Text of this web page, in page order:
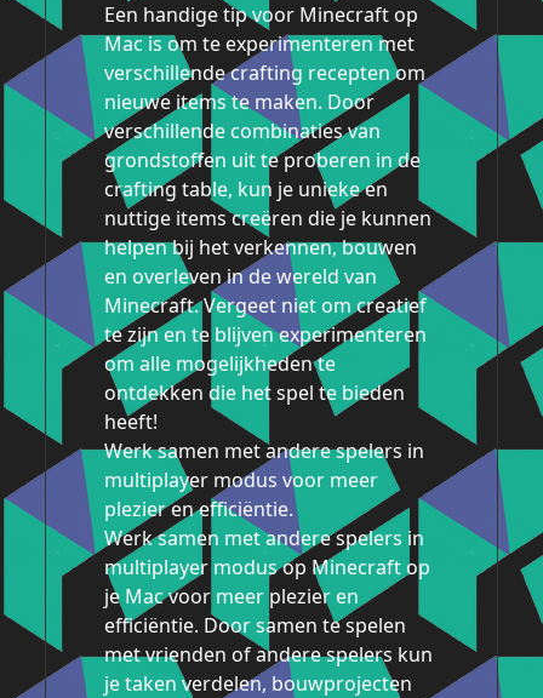
Een handige tip voor Minecraft op
Mac is om te experimenteren met
verschillende crafting recepten om
nieuwe items te maken. Door
verschillende combinaties van
grondstoffen uit te proberen in de
crafting table, kun je unieke en
nuttige items creëren die je kunnen
helpen bij het verkennen, bouwen
en overleven in de wereld van
Minecraft. Vergeet niet om creatief
te zijn en te blijven experimenteren
om alle mogelijkheden te
ontdekken die het spel te bieden
heeft!
Werk samen met andere spelers in
multiplayer modus voor meer
plezier en efficiëntie.
Werk samen met andere spelers in
multiplayer modus op Minecraft op
je Mac voor meer plezier en
efficiëntie. Door samen te spelen
met vrienden of andere spelers kun
je taken verdelen, bouwprojecten